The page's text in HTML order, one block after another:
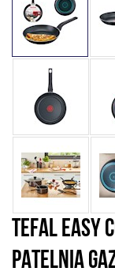
TEFAL EASY
PATELNIA